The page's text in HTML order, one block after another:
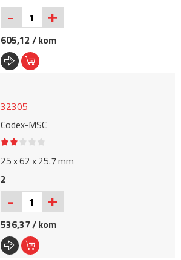
- +
605,12 / kom
32305
Codex-MSC
25 x 62 x 25.7 mm
2
- +
536,37 / kom